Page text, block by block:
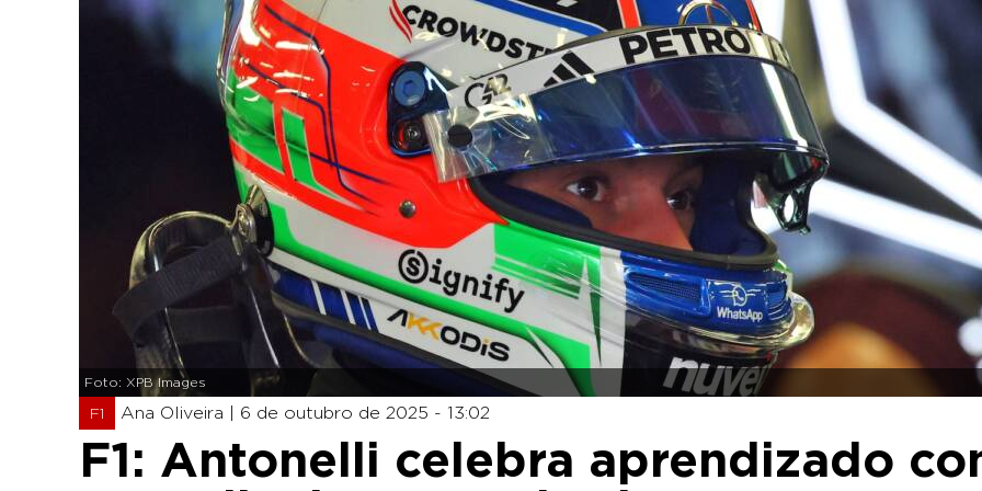
Foto: XPB Images
F1 Ana Oliveira | 6 de outubro de 2025 - 13:02
F1: Antonelli celebra aprendizado